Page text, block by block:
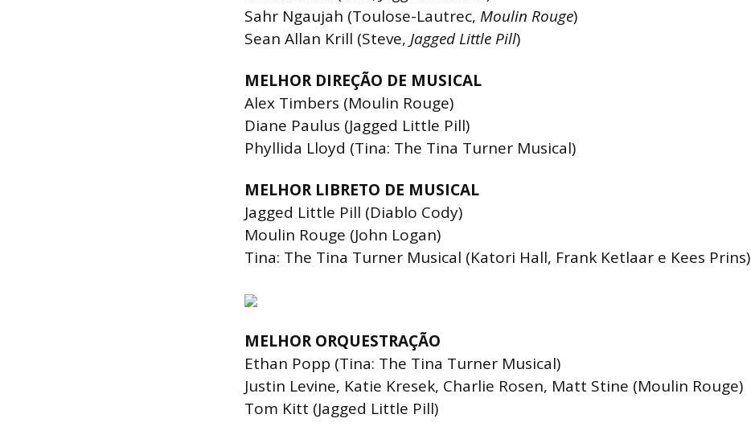
Sahr Ngaujah (Toulose-Lautrec, Moulin Rouge)
Sean Allan Krill (Steve, Jagged Little Pill)
MELHOR DIREÇÃO DE MUSICAL
Alex Timbers (Moulin Rouge)
Diane Paulus (Jagged Little Pill)
Phyllida Lloyd (Tina: The Tina Turner Musical)
MELHOR LIBRETO DE MUSICAL
Jagged Little Pill (Diablo Cody)
Moulin Rouge (John Logan)
Tina: The Tina Turner Musical (Katori Hall, Frank Ketlaar e Kees Prins)
MELHOR ORQUESTRAÇÃO
Ethan Popp (Tina: The Tina Turner Musical)
Justin Levine, Katie Kresek, Charlie Rosen, Matt Stine (Moulin Rouge)
Tom Kitt (Jagged Little Pill)